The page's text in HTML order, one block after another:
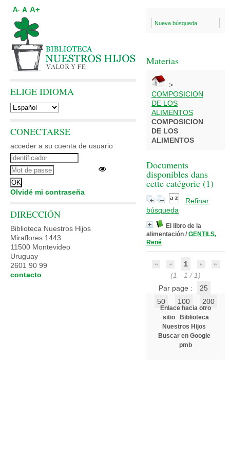
Nueva búsqueda
Materias
>
COMPOSICION
DE LOS
ALIMENTOS
COMPOSICION
DE LOS
ALIMENTOS
Documents
disponibles dans
cette catégorie (1)
Refinar
búsqueda
El libro de la
alimentación / GENTILS,
René
1
(1 - 1 / 1)
Par page :
25
50
100 200
Enlace hacia otro
sitio
Biblioteca
Nuestros Hijos
Buscar en Google
pmb
A- A A+
ELIGE IDIOMA
CONECTARSE
acceder a su cuenta de usuario
Olvidé mi contraseña
DIRECCIÓN
Biblioteca Nuestros Hijos
Miraflores 1443
11500 Montevideo
Uruguay
2601 90 99
contacto